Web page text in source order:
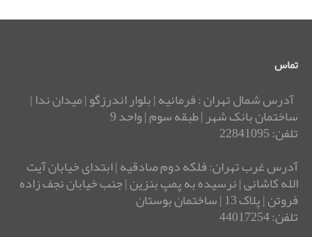
تماس
آدرس شمال تهران : فرمانیه | بلوار اندرزگو | میدان ندا |
ساختمان بانک شهر | طبقه سوم | واحد 9
تلفن: 22841095
آدرس غرب تهران: فلکه دوم صادقیه | ابتدای خیابان آیت
الله کاشانی | نرسیده به پمپ بنزین | جنب خیابان نجف زاده
فروتن | پلاک 13 | ساختمان بوستان
تلفن: 44017254